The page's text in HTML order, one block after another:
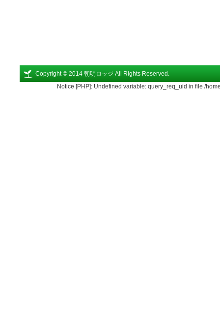
Copyright © 2014 朝明ロッジ All Rights Reserved.
Notice [PHP]: Undefined variable: query_req_uid in file /